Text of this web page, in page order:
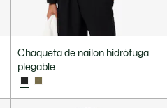
Chaqueta de nailon hidrófuga
plegable